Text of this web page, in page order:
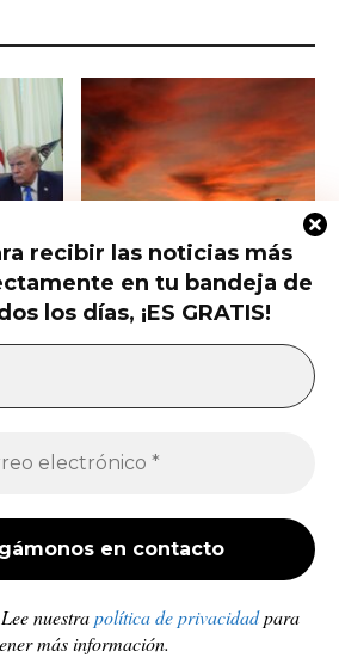
para
Trump presiona al Senado para
aprobar el horario de verano
permanente...
de impulsar una campaña contra...
crónicas y diarrea van en aumento
afectadas por los sismos en...
recibir las noticias más
en tu bandeja de
los días, ¡ES GRATIS!
nuestrapolítica de privacidadpara
más información.